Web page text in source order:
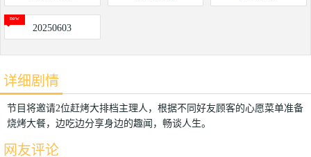
20250603
详细剧情
节目将邀请2位赶烤大排档主理人，根据不同好友顾客的心愿菜单准备
烧烤大餐，边吃边分享身边的趣闻，畅谈人生。
网友评论